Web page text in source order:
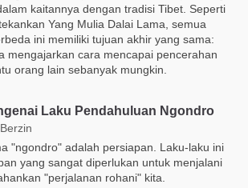
kaitannya dengan tradisi Tibet. Seperti
Yang Mulia Dalai Lama, semua
ini memiliki tujuan akhir yang sama:
mengajarkan cara mencapai pencerahan
orang lain sebanyak mungkin.
Laku Pendahuluan Ngondro
"ngondro" adalah persiapan. Laku-laku ini
yang sangat diperlukan untuk menjalani
"perjalanan rohani" kita.